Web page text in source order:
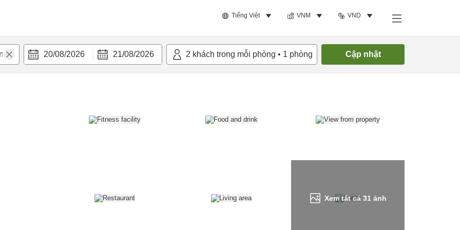
Tiếng Việt VNM VND
20/08/2026 21/08/2026 2 khách trong mỗi phòng • 1 phòng Cập nhật
Xem tất cả31 ảnh
nghi Tìm phòng trống